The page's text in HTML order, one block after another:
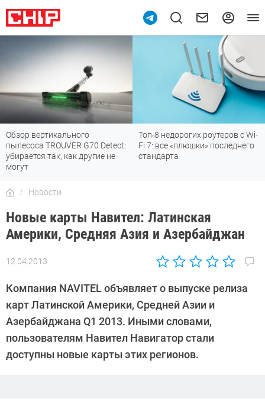
Обзор вертикального
пылесоса TROUVER G70 Detect:
убирается так, как другие не
могут
Топ-8 недорогих роутеров с Wi-
Fi 7: все «плюшки» последнего
стандарта
Новости
Новые карты Навител: Латинская
Америки, Средняя Азия и Азербайджан
12.04.2013
Автор:
Компания NAVITEL объявляет о выпуске релиза
карт Латинской Америки, Средней Азии и
Азербайджана Q1 2013. Иными словами,
пользователям Навител Навигатор стали
доступны новые карты этих регионов.